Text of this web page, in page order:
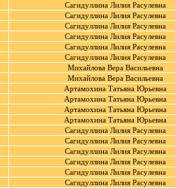
Сагидуллина Лилия Расулевна
Сагидуллина Лилия Расулевна
Сагидуллина Лилия Расулевна
Сагидуллина Лилия Расулевна
Сагидуллина Лилия Расулевна
Сагидуллина Лилия Расулевна
Михайлова Вера Васильевна
Михайлова Вера Васильевна
Артамохина Татьяна Юрьевна
Артамохина Татьяна Юрьевна
Артамохина Татьяна Юрьевна
Артамохина Татьяна Юрьевна
Сагидуллина Лилия Расулевна
Сагидуллина Лилия Расулевна
Сагидуллина Лилия Расулевна
Сагидуллина Лилия Расулевна
Сагидуллина Лилия Расулевна
Сагидуллина Лилия Расулевна